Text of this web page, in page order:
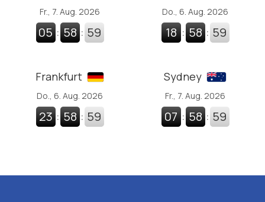
Fr., 7. Aug. 2026
05 : 59 : 00
Do., 6. Aug. 2026
18 : 59 : 00
Frankfurt
Do., 6. Aug. 2026
23 : 59 : 00
Sydney
Fr., 7. Aug. 2026
07 : 59 : 00